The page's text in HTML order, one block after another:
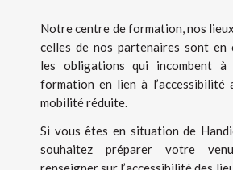
Notre centre de formation, nos
celles de nos partenaires sont en
les obligations qui incombent
formation en lien à l’accessibilité
mobilité réduite.
Si vous êtes en situation de
souhaitez préparer votre